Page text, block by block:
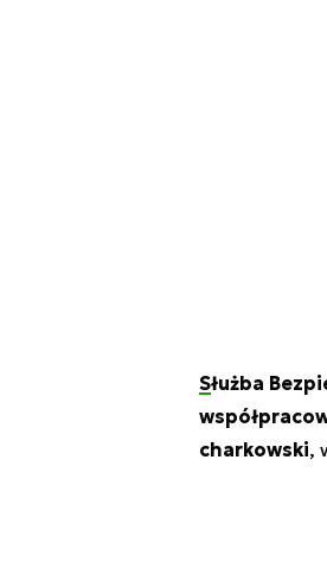
Służba
charkowski,